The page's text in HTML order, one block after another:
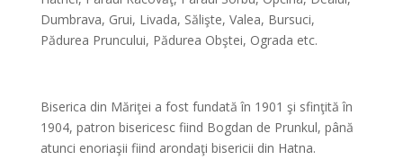
Dumbrava, Grui, Livada, Sălişte, Valea, Bursuci,
Pădurea Pruncului, Pădurea Obştei, Ograda etc.
Biserica din Măriţei a fost fundată în 1901 şi sfinţită în
1904, patron bisericesc fiind Bogdan de Prunkul, până
atunci enoriaşii fiind arondaţi bisericii din Hatna.